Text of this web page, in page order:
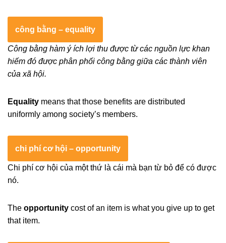
công bằng – equality
Công bằng hàm ý ích lợi thu được từ các nguồn lực khan
hiếm đó được phân phối công bằng giữa các thành viên
của xã hội.
Equality means that those benefits are distributed
uniformly among society’s members.
chi phí cơ hội – opportunity
Chi phí cơ hội của một thứ là cái mà bạn từ bỏ để có được
nó.
The opportunity cost of an item is what you give up to get
that item.